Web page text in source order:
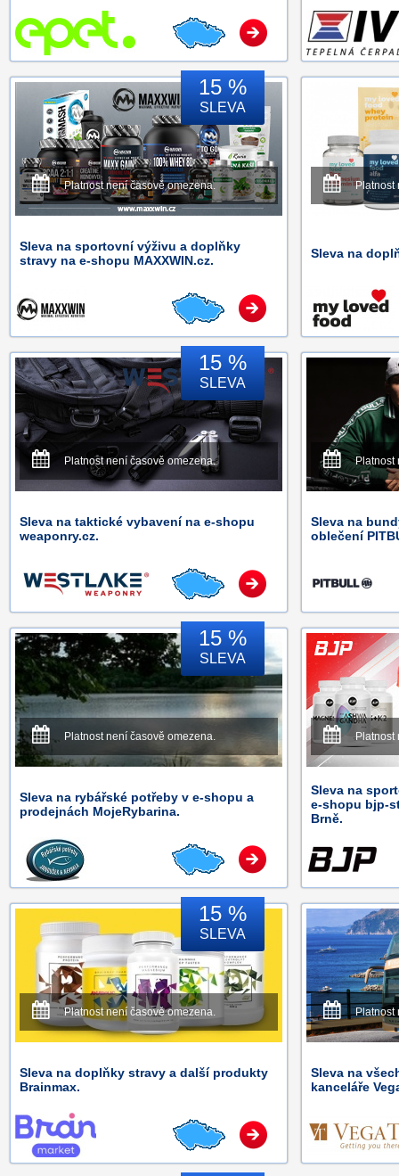
15 %
SLEVA
Platnost není časově omezena.
Sleva na sportovní výživu a doplňky
stravy na e-shopu MAXXWIN.cz.
Platnost
Sleva na
15 %
SLEVA
Platnost není časově omezena.
Sleva na taktické vybavení na e-shopu
weaponry.cz.
Platnost
Sleva na
oblečení
15 %
SLEVA
Platnost není časově omezena.
Sleva na rybářské potřeby v e-shopu a
prodejnách MojeRybarina.
Platnost
Sleva na
e-shopu bjp-
Brně.
15 %
SLEVA
Platnost není časově omezena.
Sleva na doplňky stravy a další produkty
Brainmax.
Platnost
Sleva na
kanceláře